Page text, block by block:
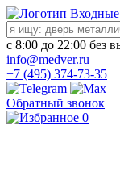
Входные
с 8:00 до 22:00 без
info@medver.ru
+7 (495) 374-73-35
Обратный звонок
0